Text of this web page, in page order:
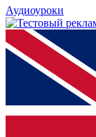
Аудиоуроки